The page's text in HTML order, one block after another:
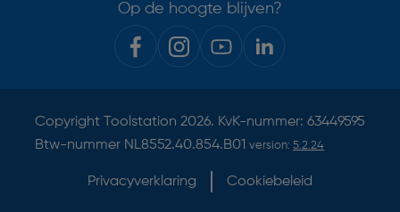
Op de hoogte blijven?
Copyright Toolstation 2026. KvK-nummer: 63449595
Btw-nummer NL8552.40.854.B01 version: 5.2.24
Privacyverklaring Cookiebeleid